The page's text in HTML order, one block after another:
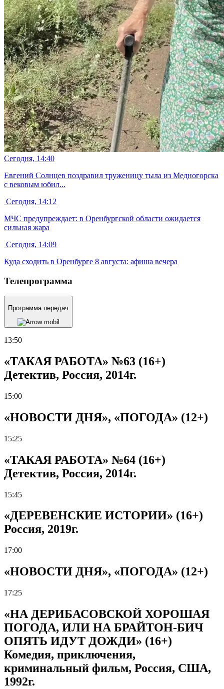
Сегодня, 14:40
Евгений Солнцев поздравил труженицу тыла из Медногорска
с вековым юбил...
Сегодня, 14:12
МЧС предупреждает: в Оренбургской области ожидается
сильная жара
Сегодня, 14:09
Куда сходить в Оренбурге 8 августа: афиша вечера
Телепрограмма
Программа передач
13:50
«ТАКАЯ РАБОТА» №63 (16+)
Детектив, Россия, 2014г.
15:00
«НОВОСТИ ДНЯ», «ПОГОДА» (12+)
15:25
«ТАКАЯ РАБОТА» №64 (16+)
Детектив, Россия, 2014г.
15:45
«ДЕРЕВЕНСКИЕ ИСТОРИИ» (16+)
Россия, 2019г.
17:00
«НОВОСТИ ДНЯ», «ПОГОДА» (12+)
17:25
«НА ДЕРИБАСОВСКОЙ ХОРОШАЯ
ПОГОДА, ИЛИ НА БРАЙТОН-БИЧ
ОПЯТЬ ИДУТ ДОЖДИ» (16+)
Комедия, приключения,
криминальный фильм, Россия, США,
1992г.